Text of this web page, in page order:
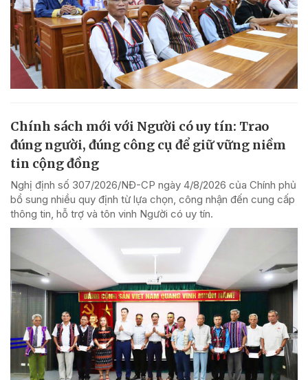
Chính sách mới với Người có uy tín: Trao
đúng người, đúng công cụ để giữ vững niềm
tin cộng đồng
Nghị định số 307/2026/NĐ-CP ngày 4/8/2026 của Chính phủ
bổ sung nhiều quy định từ lựa chọn, công nhận đến cung cấp
thông tin, hỗ trợ và tôn vinh Người có uy tín.